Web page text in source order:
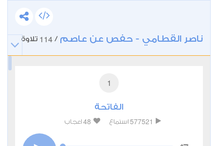
ناصر القطامي - حفص عن عاصم /
114 تلاوة
1
الفاتحة
577521 استماع 48 اعجاب